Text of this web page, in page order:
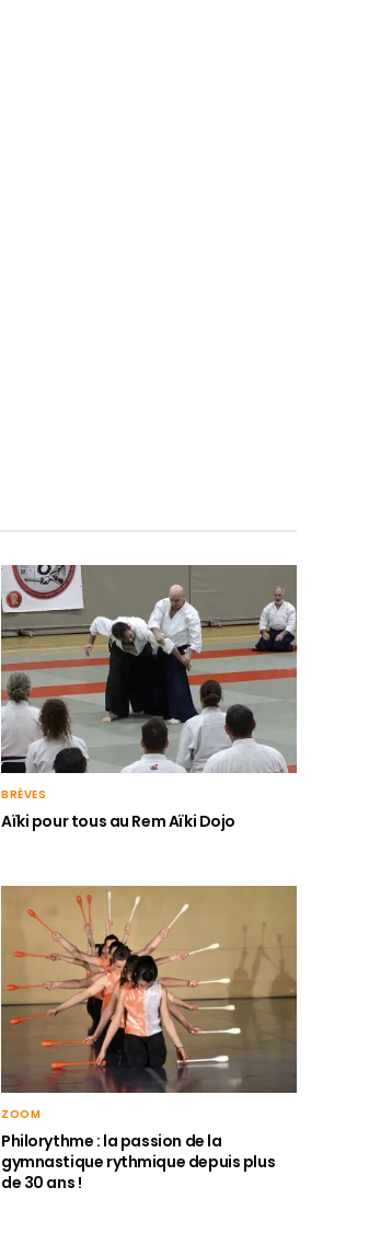
BRÈVES
Aïki pour tous au Rem Aïki Dojo
ZOOM
Philorythme : la passion de la
gymnastique rythmique depuis plus
de 30 ans !